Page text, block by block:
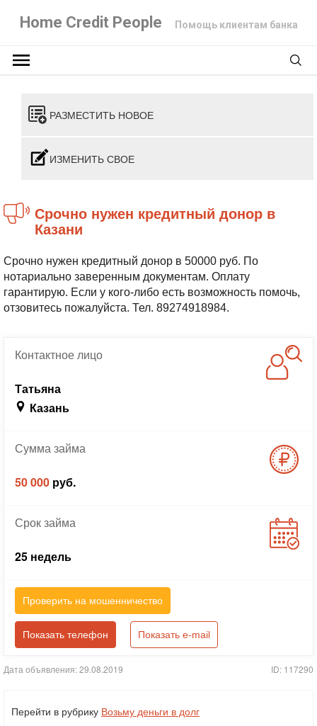
Home Credit People Помощь клиентам банка
РАЗМЕСТИТЬ НОВОЕ
ИЗМЕНИТЬ СВОЕ
Срочно нужен кредитный донор в
Казани
Срочно нужен кредитный донор в 50000 руб. По
нотариально заверенным документам. Оплату
гарантирую. Если у кого-либо есть возможность помочь,
отзовитесь пожалуйста. Тел. 89274918984.
Контактноелицо
Татьяна
Казань
Суммазайма
50 000 руб.
Срокзайма
25 недель
Проверить на мошенничество
Показать телефон Показать e-mail
Дата объявления: 29.08.2019 ID: 117290
Перейти в рубрику Возьму деньги в долг